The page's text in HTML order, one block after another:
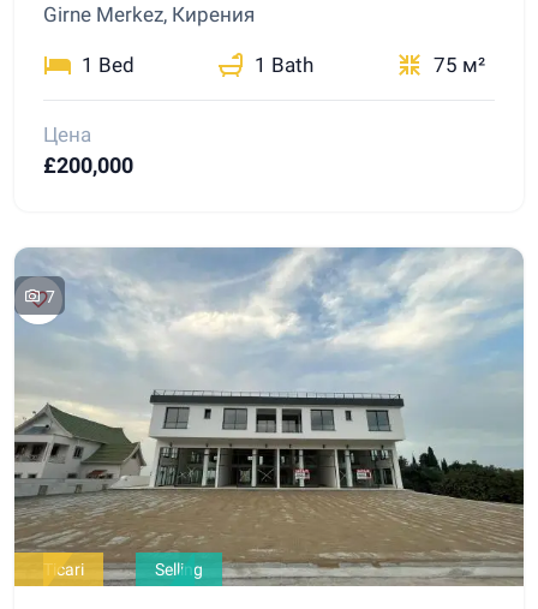
Girne Merkez, Кирения
1 Bed 1 Bath 75 м²
Цена
£200,000
7
Ticari Selling